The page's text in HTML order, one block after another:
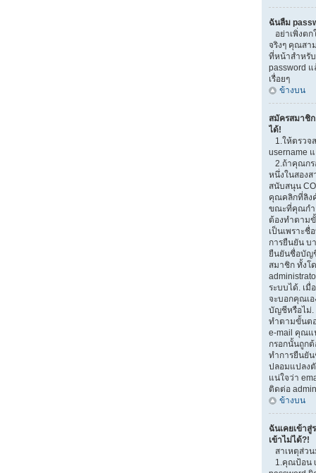
ฉันลืม
อย่าเพิ่งต
จริงๆ คุณสา
ที่หน้าสำหรั
password
เรื่อยๆ
ข้างบน
สมัครสมาชิ
ได้!
1.ให้ตรวจ
username
2.ถ้าคุณกร
หนึ่งในสองส
สนับสนุน
คุณคลิกที่ลิง
ขณะที่คุณกำ
ต้องทำตาม
เป็นเพราะ
การยืนยัน บ
ยืนยันชื่อบัญ
สมาชิก ทั้งโ
ระบบได้. เ
จะบอกคุณเ
บัญชีหรือไม่.
ทำตามขั้นต
e-mail คุณแ
กรอกนั้นถูกต้
ทำการยืนยั
ปลอมแปลง
แน่ใจว่า
ติดต่อ
ข้างบน
ฉันเคยเข้า
เข้าไม่ได้?!
สาเหตุส่ว
1.คุณป้อน